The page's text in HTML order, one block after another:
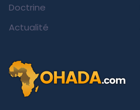
Doctrine
Actualité